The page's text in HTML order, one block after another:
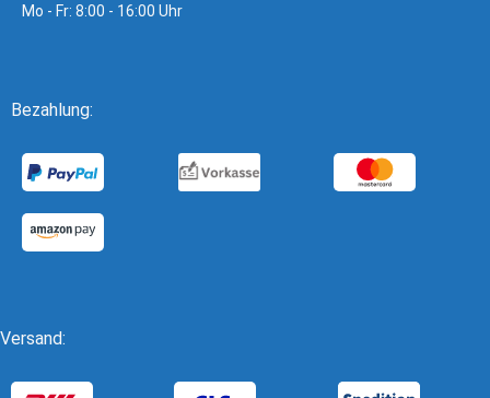
Mo - Fr: 8:00 - 16:00 Uhr
Bezahlung:
Versand: